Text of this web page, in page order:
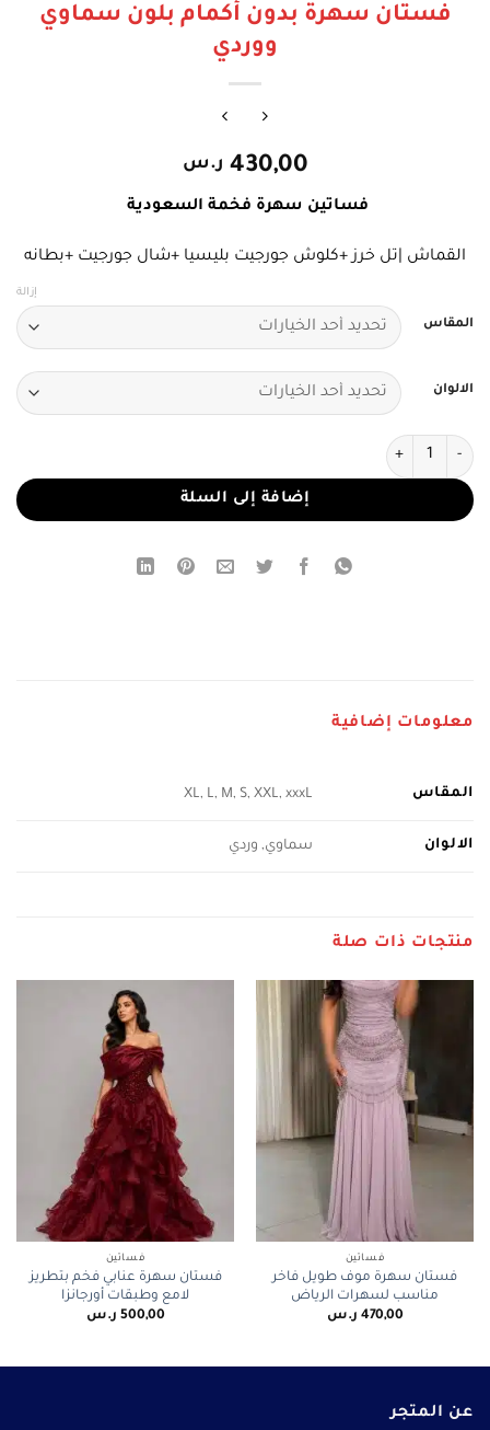
فستان سهرة بدون أكمام بلون سماوي
ووردي
430,00 ر.س
فساتين سهرة فخمة السعودية
القماش |تل خرز +كلوش جورجيت بليسيا +شال جورجيت +بطانه
المقاس
الالوان
إزالة
كمية فستان سهرة بدون أكمام بلون سماوي ووردي
إضافة إلى السلة
معلومات إضافية
المقاس XL, L, M, S, XXL, xxxL
الالوان سماوي, وردي
منتجات ذات صلة
فساتين
فستان سهرة موف طويل فاخر
مناسب لسهرات الرياض
470,00 ر.س
فساتين
فستان سهرة عنابي فخم بتطريز
لامع وطبقات أورجانزا
500,00 ر.س
عن المتجر